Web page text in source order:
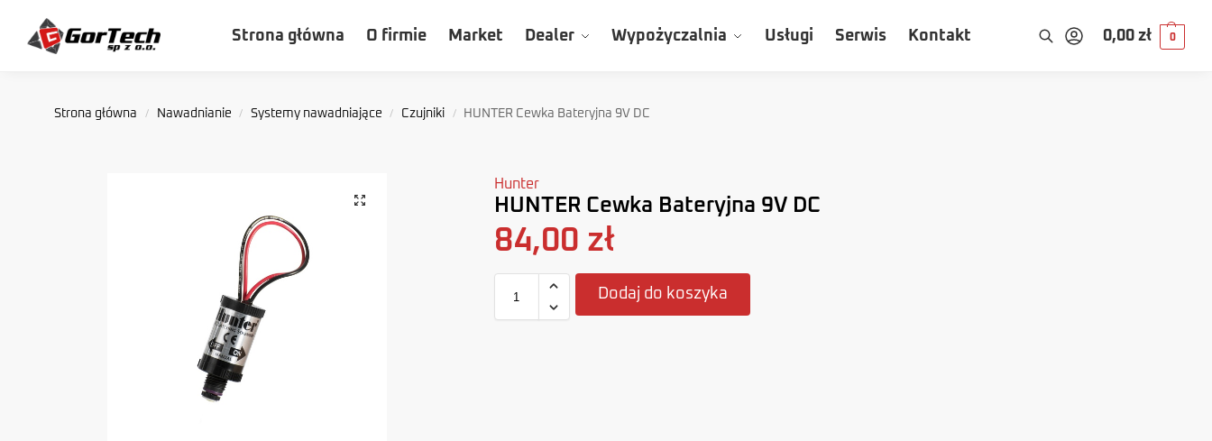
Strona główna O firmie Market Dealer Wypożyczalnia Usługi Serwis Kontakt
Szukaj 0,00 zł 0
Strona główna / Nawadnianie / Systemy nawadniające / Czujniki / HUNTER Cewka Bateryjna 9V DC
Hunter
HUNTER Cewka Bateryjna 9V DC
84,00 zł
Dodaj do koszyka